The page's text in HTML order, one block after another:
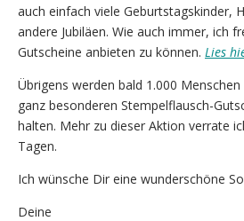
auch einfach viele Geburtstagskinder,
andere Jubiläen. Wie auch immer, ich
Gutscheine anbieten zu können. Lies
Übrigens werden bald 1.000
ganz besonderen Stempelflausch-
halten. Mehr zu dieser Aktion verrate
Tagen.
Ich wünsche Dir eine wunderschöne
Deine